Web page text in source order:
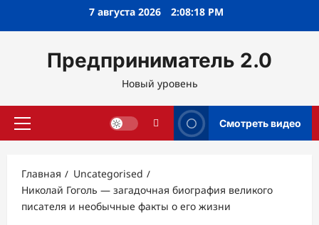
7 августа 2026 2:08:19 PM
Предприниматель 2.0
Новый уровень
Основное
Смотреть видео
Главная
Uncategorised
Николай Гоголь — загадочная биография великого
писателя и необычные факты о его жизни